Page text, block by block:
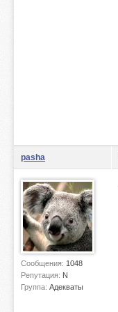
pasha
Сообщения: 1048
Репутация: N
Группа: Адекваты